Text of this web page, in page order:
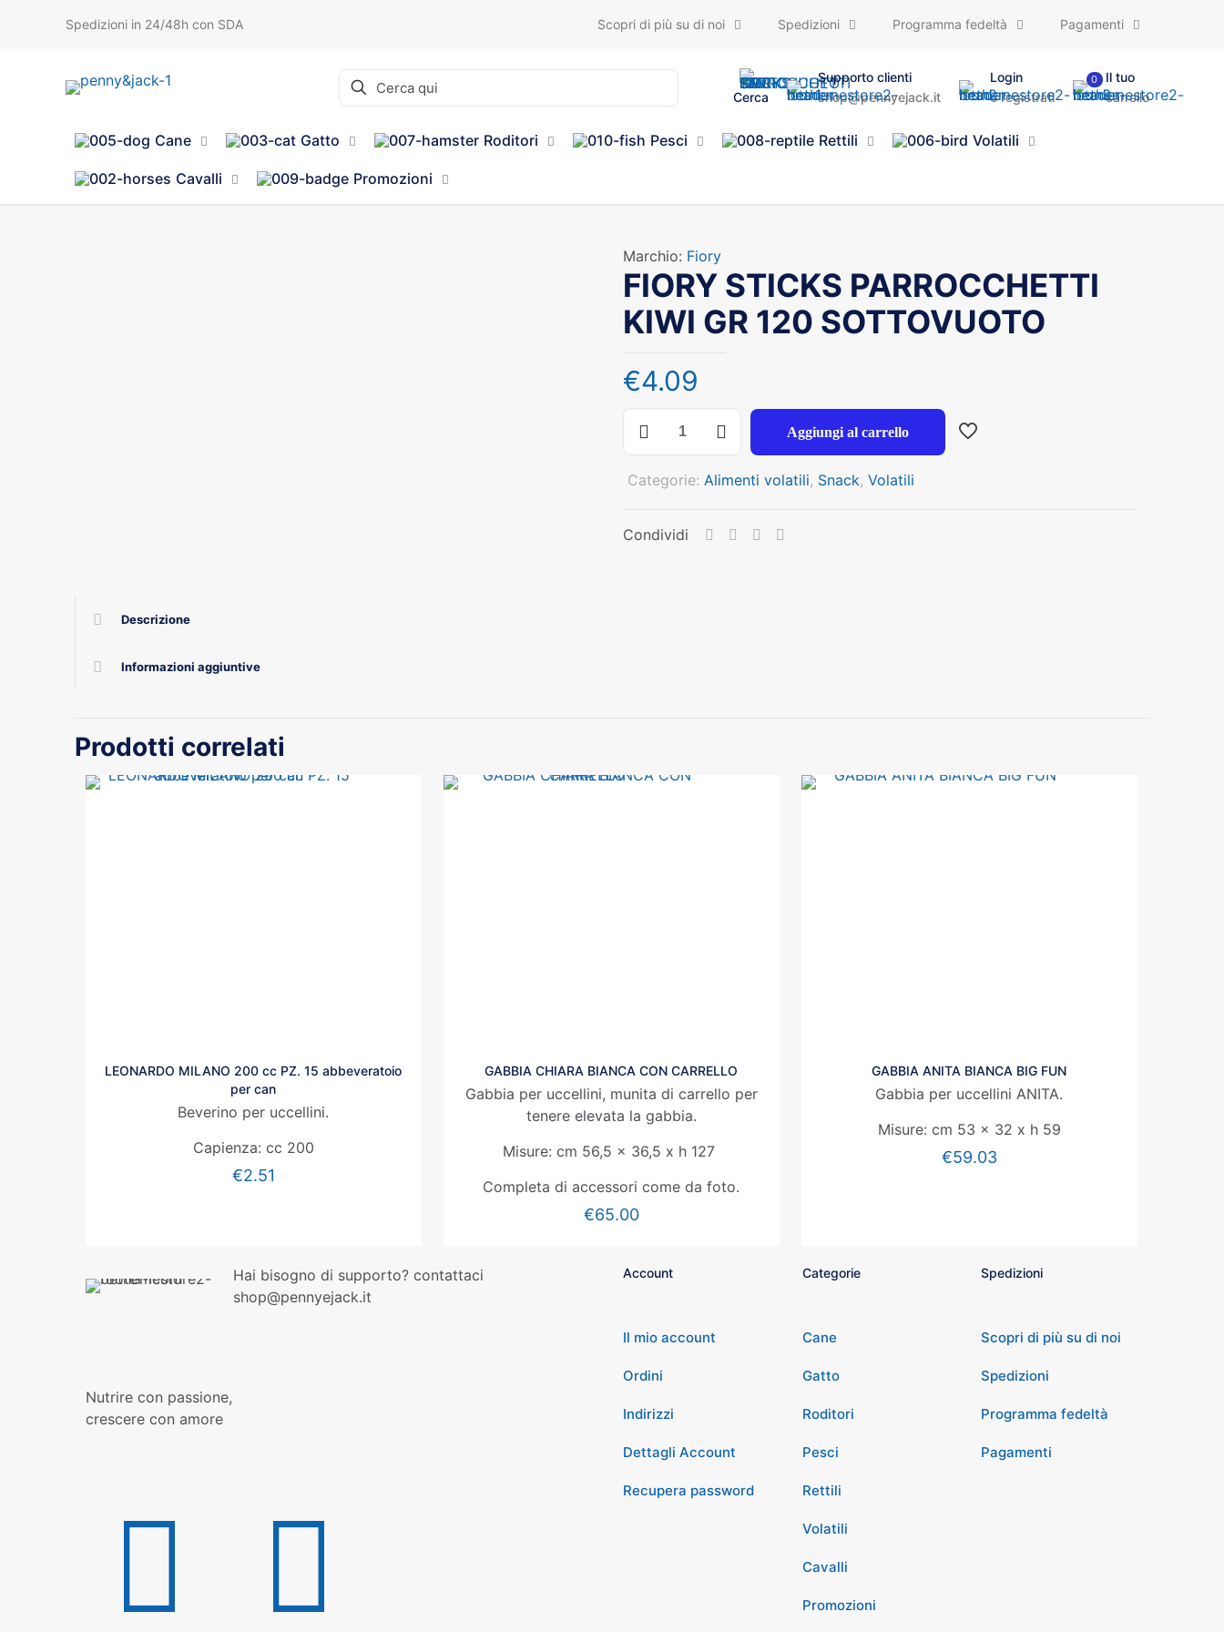
Spedizioni in 24/48h con SDA Scopri di più su di noi Spedizioni Programma fedeltà Pagamenti
Cerca
Supporto clienti
shop@pennyejack.it
Login
o registrati
0
Il tuo
carrello
Cane Gatto Roditori Pesci Rettili Volatili
Cavalli Promozioni
Marchio: Fiory
FIORY STICKS PARROCCHETTI
KIWI GR 120 SOTTOVUOTO
€4.09
STICKS
KIWI
120
Aggiungi al carrello
Categorie: Alimenti volatili, Snack, Volatili
Condividi
Descrizione
Informazioni aggiuntive
Prodotti correlati
LEONARDO MILANO 200 cc PZ. 15 abbeveratoio
per can
Beverino per uccellini.
Capienza: cc 200
€2.51
GABBIA CHIARA BIANCA CON CARRELLO
Gabbia per uccellini, munita di carrello per
tenere elevata la gabbia.
Misure: cm 56,5 x 36,5 x h 127
Completa di accessori come da foto.
€65.00
GABBIA ANITA BIANCA BIG FUN
Gabbia per uccellini ANITA.
Misure: cm 53 x 32 x h 59
€59.03
Hai bisogno di supporto? contattaci
shop@pennyejack.it
Nutrire con passione,
crescere con amore
Account
Il mio account
Ordini
Indirizzi
Dettagli Account
Recupera password
Categorie
Cane
Gatto
Roditori
Pesci
Rettili
Volatili
Cavalli
Promozioni
Spedizioni
Scopri di più su di noi
Spedizioni
Programma fedeltà
Pagamenti